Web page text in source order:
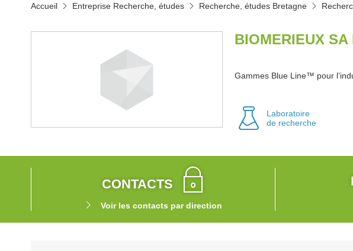
Accueil Entreprise Recherche, études Recherche, études Bretagne
BIOMERIEUX SA
Gammes Blue Line™ pour
Laboratoire
de recherche
CONTACTS
Voir les contacts par direction